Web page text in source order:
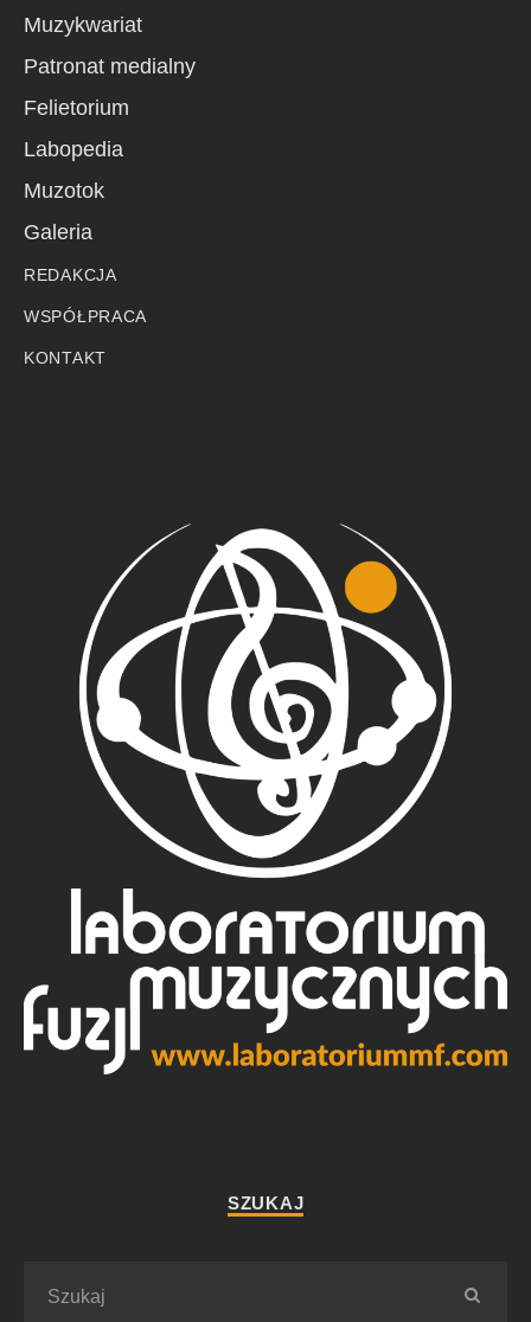
Muzykwariat
Patronat medialny
Felietorium
Labopedia
Muzotok
Galeria
REDAKCJA
WSPÓŁPRACA
KONTAKT
SZUKAJ